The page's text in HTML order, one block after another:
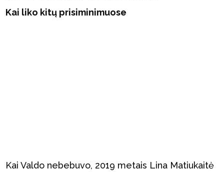
Kai liko kitų prisiminimuose
Kai Valdo nebebuvo, 2019 metais Lina Matiukaitė